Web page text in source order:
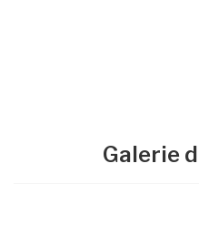
Galerie